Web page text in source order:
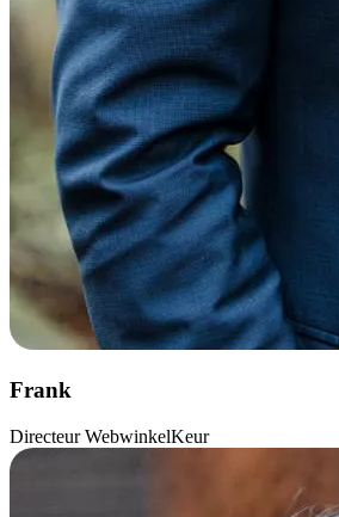
Frank
Directeur WebwinkelKeur